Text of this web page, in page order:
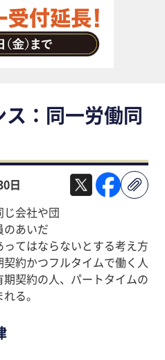
：同一労働同
日
会社や団
あいだ
てはならないとする考え方
約かつフルタイムで働く人
契約の人、パートタイムの
る。